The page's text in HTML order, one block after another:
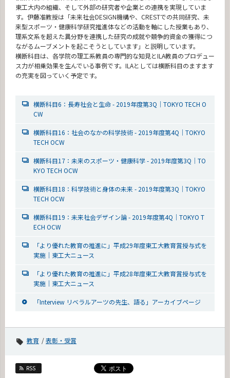
東工大内の組織、そして外部の研究者や企業との連携を実現していま
す。伊藤准教授は「未来社会DESIGN機構や、CRESTでの共同研究、未
来型スポーツ・健康科学研究推進体などの活動を軸にした授業もあり、
理系文系を超えた異分野を連携した研究の成就や競争的資金の獲得につ
ながるムーブメントを起こそうとしています」と説明しています。
横断科目は、各学院の理工系教員の専門的な知見とILA教員のプロデュー
ス力が相乗効果を生んでいる事例です。ILAとしては横断科目のますます
の充実を図っていく予定です。
横断科目6：長寿社会と生命 - 2019年度第3Q｜TOKYO TECH O
CW
横断科目16：社会のなかの科学技術 - 2019年度第4Q｜TOKYO
TECH OCW
横断科目17：未来のスポーツ・健康科学 - 2019年度第3Q｜TO
KYO TECH OCW
横断科目18：科学技術と身体の未来 - 2019年度第3Q｜TOKYO
TECH OCW
横断科目19：未来社会デザイン論 - 2019年度第4Q｜TOKYO T
ECH OCW​
「より優れた教育の推進に」平成29年度東工大教育賞授与式を
実施｜東工大ニュース
「より優れた教育の推進に」平成28年度東工大教育賞授与式を
実施｜東工大ニュース
「Interview リベラルアーツの先生、語る」アーカイブページ
教育 表彰・受賞
RSS